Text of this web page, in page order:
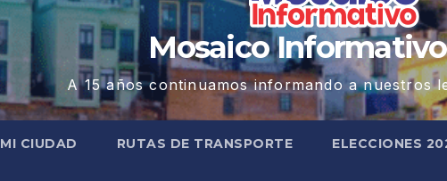
Mosaico
A 15 años continuamos informando a nuestros
MI CIUDAD RUTAS DE TRANSPORTE ELECCIONES